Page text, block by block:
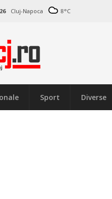
Cluj-Napoca 8°C
Sport Diverse